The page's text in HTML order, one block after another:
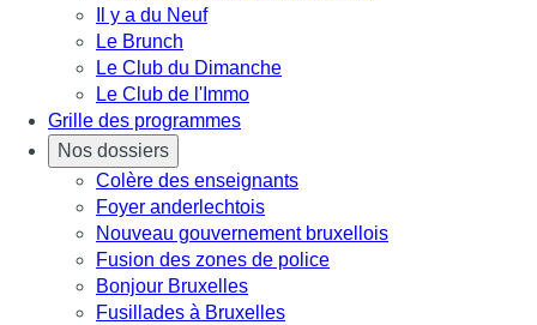
Il y a du Neuf
Le Brunch
Le Club du Dimanche
Le Club de l'Immo
Grille des programmes
Nos dossiers
Colère des enseignants
Foyer anderlechtois
Nouveau gouvernement bruxellois
Fusion des zones de police
Bonjour Bruxelles
Fusillades à Bruxelles